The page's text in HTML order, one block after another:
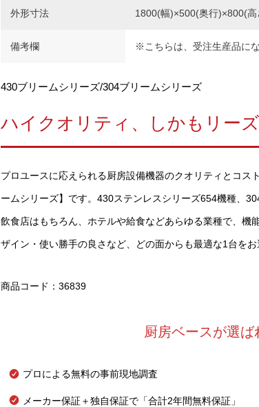
外形寸法 1800(幅)×500(奥行)×800(高
備考欄 ※こちらは、受注生産品に
430ブリームシリーズ/304ブリームシリーズ
ハイクオリティ、しかもリー
プロユースに応えられる厨房設備機器のクオリティとコス
ームシリーズ】です。430ステンレスシリーズ654機種、
飲食店はもちろん、ホテルや給食などあらゆる業種で、機
ザイン・使い勝手の良さなど、どの面からも最適な1台をお
商品コード：36839
厨房ベースが選ば
プロによる無料の事前現地調査
メーカー保証＋独自保証で「合計2年間無料保証」